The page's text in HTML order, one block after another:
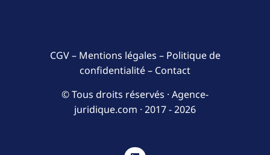
CGV– Mentions légales – Politique de
confidentialité– Contact
© Tous droits réservés · Agence-
juridique.com · 2017 - 2026